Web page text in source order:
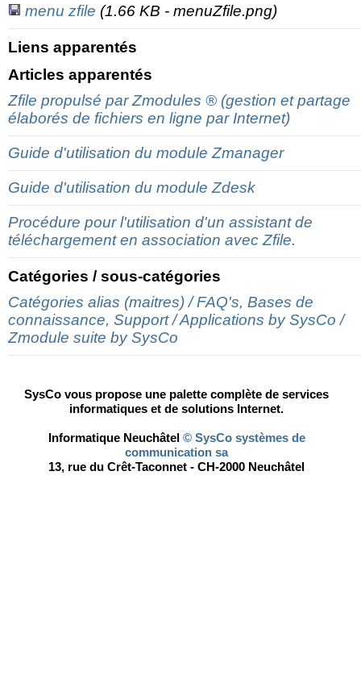
menu zfile (1.66 KB - menuZfile.png)
Liens apparentés
Articles apparentés
Zfile propulsé par Zmodules ® (gestion et partage
élaborés de fichiers en ligne par Internet)
Guide d'utilisation du module Zmanager
Guide d'utilisation du module Zdesk
Procédure pour l'utilisation d'un assistant de
téléchargement en association avec Zfile.
Catégories / sous-catégories
Catégories alias (maitres) / FAQ's, Bases de
connaissance, Support / Applications by SysCo /
Zmodule suite by SysCo
SysCo vous propose une palette complète de services
informatiques et de solutions Internet.
Informatique Neuchâtel© SysCo systèmes de
communication sa
13, rue du Crêt-Taconnet - CH-2000 Neuchâtel